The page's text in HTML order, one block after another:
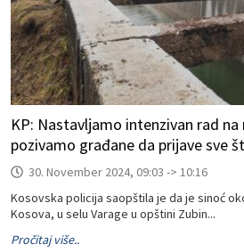
KP: Nastavljamo intenzivan rad
pozivamo građane da prijave sve
30. November 2024, 09:03 -> 10:16
Kosovska policija saopštila je da je sinoć
Kosova, u selu Varage u opštini Zubin...
Pročitaj više..